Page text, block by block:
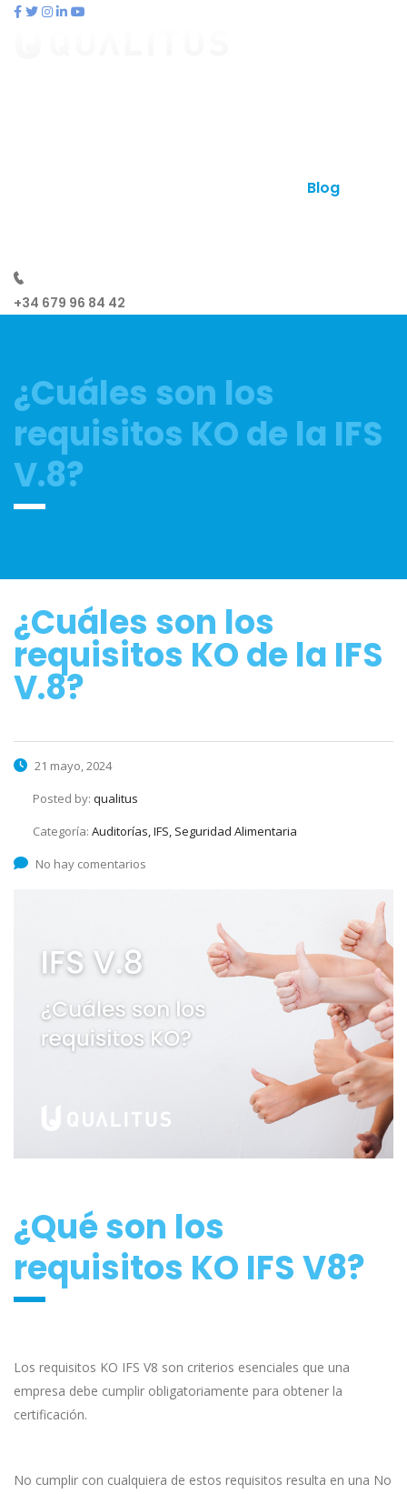
Blog
+34 679 96 84 42
¿Cuáles son los
requisitos KO de la IFS
V.8?
¿Cuáles son los
requisitos KO de la IFS
V.8?
21 mayo, 2024
Posted by: qualitus
Categoría: Auditorías, IFS, Seguridad Alimentaria
No hay comentarios
¿Qué son los
requisitos KO IFS V8?
Los requisitos KO IFS V8 son criterios esenciales que una
empresa debe cumplir obligatoriamente para obtener la
certificación.
No cumplir con cualquiera de estos requisitos resulta en una No